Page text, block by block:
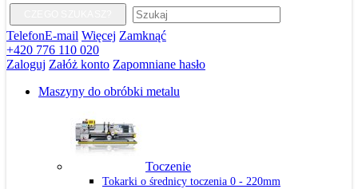
TelefonE-mail Więcej Zamknąć
+420 776 110 020
Zaloguj Załóż konto Zapomniane hasło
Maszyny do obróbki metalu
Toczenie
Tokarki o średnicy toczenia 0 - 220mm